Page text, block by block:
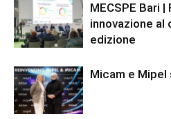
MECSPE Bari
innovazione
edizione
Micam e Mipel